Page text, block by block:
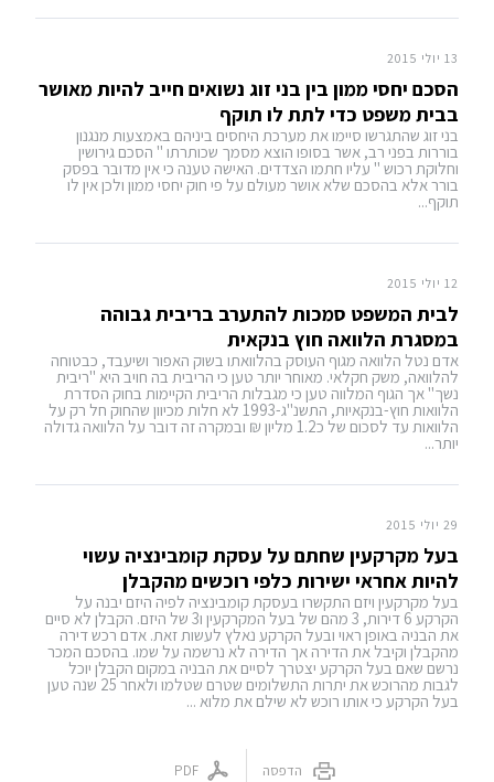
13 יולי 2015
הסכם יחסי ממון בין בני זוג נשואים חייב להיות מאושר
בבית משפט כדי לתת לו תוקף
בני זוג שהתגרשו סיימו את מערכת היחסים ביניהם באמצעות מנגנון
בוררות בפני רב, אשר בסופו הוצא מסמך שכותרתו " הסכם גירושין
וחלוקת רכוש " עליו חתמו הצדדים. האישה טענה כי אין מדובר בפסק
בורר אלא בהסכם שלא אושר מעולם על פי חוק יחסי ממון ולכן אין לו
תוקף...
12 יולי 2015
לבית המשפט סמכות להתערב בריבית גבוהה
במסגרת הלוואה חוץ בנקאית
אדם נטל הלוואה מגוף העוסק בהלוואתו בשוק האפור ושיעבד, כבטוחה
להלוואה, משק חקלאי. מאוחר יותר טען כי הריבית בה חויב היא "ריבית
נשך" אך הגוף המלווה טען כי מגבלות הריבית הקיימות בחוק הסדרת
הלוואות חוץ-בנקאיות, התשנ"ג-1993 לא חלות מכיוון שהחוק חל רק על
הלוואות עד לסכום של כ1.2 מליון ₪ ובמקרה זה דובר על הלוואה גדולה
יותר...
29 יולי 2015
בעל מקרקעין שחתם על עסקת קומבינציה עשוי
להיות אחראי ישירות כלפי רוכשים מהקבלן
בעל מקרקעין ויזם התקשרו בעסקת קומבינציה לפיה היזם יבנה על
הקרקע 6 דירות, 3 מהם של בעל המקרקעין ו3 של היזם. הקבלן לא סיים
את הבניה באופן ראוי ובעל הקרקע נאלץ לעשות זאת. אדם רכש דירה
מהקבלן וקיבל את הדירה אך הדירה לא נרשמה על שמו. בהסכם המכר
נרשם שאם בעל הקרקע יצטרך לסיים את הבניה במקום הקבלן יוכל
לגבות מהרוכש את יתרות התשלומים שטרם שטלמו ולאחר 25 שנה טען
בעל הקרקע כי אותו רוכש לא שילם את מלוא ...
הדפסה PDF